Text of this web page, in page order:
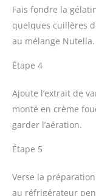
Fais fondre la
quelques cuillères
au mélange Nutella.
Étape 4
Ajoute l’extrait de
monté en crème
garder l’aération.
Étape 5
Verse la
au réfrigérateur